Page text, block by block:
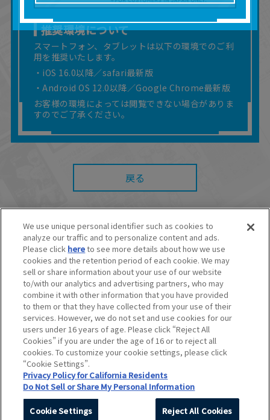
推奨環境について
スマートフォン、タブレットは以下の環境でのご利
用を推奨いたします。
・iOS 16.0以降／safari最新版
・Android OS 12.0以降／Google Chrome最新版
お客様の環境によっては閲覧できない場合がありま
すのでご了承ください。
戻る
© BANDAI SPIRITS CO.,LTD. ALL RIGHTS RESERVED.
©創通・サンライズ ©創通・サンライズ・MBS
©SOTSU・SUNRISE ©SOTSU・SUNRISE・MBS
©Nintendo・Creatures・GAME FREAK・TV Tokyo・ShoPro・JR Kikaku
©Pokémon
©Pokémon. ©Nintendo/Creatures Inc./GAME FREAK inc.
このホームページに掲載されている全ての画像、文章、データなどの無断
転用、転載をお断りします。
Unauthorized use or reproduction of materials contained in this page
is strictly prohibited.
Do Not Sell or Share My Personal Information
We use unique personal identifier such as cookies to
analyze our traffic and to personalize content and ads.
Please click hereto see more details about how we use
cookies and the retention period of each cookie. We may
sell or share information about your use of our website
to/with our analytics and advertising partners, who may
combine it with other information that you have provided
to them or that they have collected from your use of their
services. However, we do not set and use cookies for our
users under 16 years of age. Please click “Reject All
Cookies” if you are under the age of 16 or to reject all
cookies. To customize your cookie settings, please click
“Cookie Settings”.
Privacy Policy for California Residents
Do Not Sell or Share My Personal Information
Cookie Settings Reject All Cookies
■掲載している取扱説明書は、お客様が購入され
た商品に同梱されたものと異なる場合がありま
す。
■対象商品仕様の変更などにより、取扱説明書の
内容は予告なく変更される場合があります。
■当社は、取扱説明書の正確性確保に努めており
ますが、取扱説明書の完全性を保証するもので
はありません。
■お客様のご利用環境によっては、本サービスを
ご利用いただけない場合があります。
■本サービスを利用したこと、または利用できな
かったことにより利用者に何らかの損害が生じ
ューターウィルスに起因する障害を含みま
す。）等が生じたとしても、当社は何らの責任
更または停止することがあります。また当社
は、本サービスの提供を終了することがありま
す。
■本サービスのご利用にあたり、ウェブサイトご
利用条件およびその他別途当社が定める規約が
ある場合、これらに従ってご利用ください。